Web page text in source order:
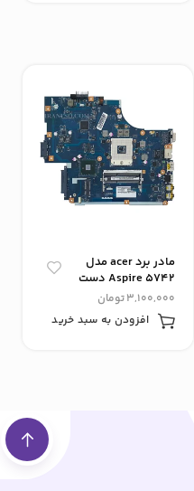
مادر برد acer مدل
5742 Aspire دست
دوم گرافیک دار
3,100,000تومان
افزودن به سبد خرید